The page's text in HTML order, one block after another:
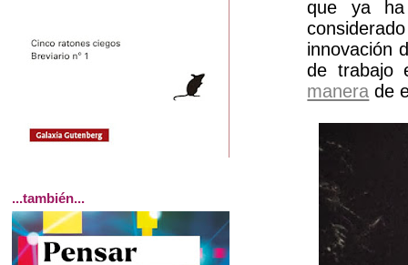
que ya ha
innovación
de trabajo
manera de
...también...